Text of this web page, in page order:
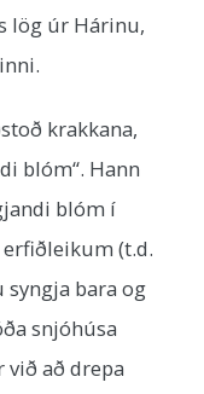
lög úr Hárinu,
krakkana,
blóm“. Hann
blóm í
(t.d.
syngja bara og
snjóhúsa
að drepa